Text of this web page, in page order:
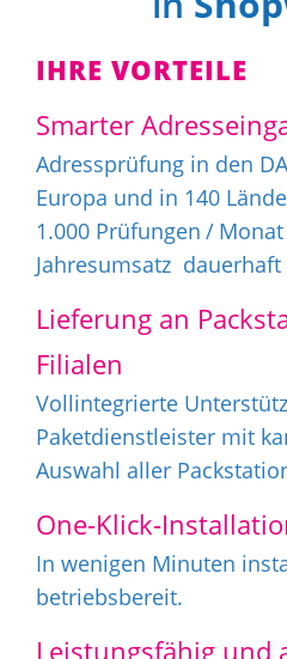
IHRE VORTEILE
Smarter
Adressprüfung in den
Europa und in 140
1.000 Prüfungen /
Jahresumsatz
Lieferung an
Filialen
Vollintegrierte
Paketdienstleister mit
Auswahl aller
One-Klick-
In wenigen Minuten
betriebsbereit.
Leistungsfähig und